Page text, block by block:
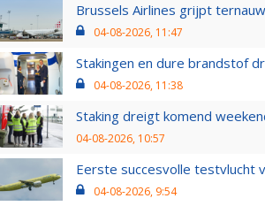
Brussels Airlines grijpt
04-08-2026, 11:47
Stakingen en dure brandstof
04-08-2026, 11:38
Staking dreigt komend
04-08-2026, 10:57
Eerste succesvolle testvlucht
04-08-2026, 9:54